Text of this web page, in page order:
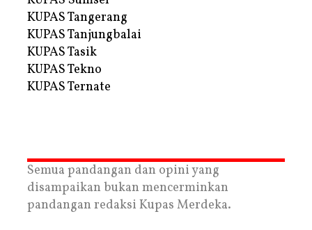
KUPAS Tangerang
KUPAS Tanjungbalai
KUPAS Tasik
KUPAS Tekno
KUPAS Ternate
Semua pandangan dan opini yang
disampaikan bukan mencerminkan
pandangan redaksi Kupas Merdeka.